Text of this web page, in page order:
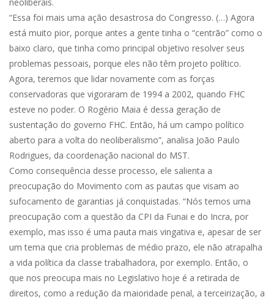
“Essa foi mais uma ação desastrosa do Congresso. (…) Agora
está muito pior, porque antes a gente tinha o “centrão” como o
baixo claro, que tinha como principal objetivo resolver seus
problemas pessoais, porque eles não têm projeto político.
Agora, teremos que lidar novamente com as forças
conservadoras que vigoraram de 1994 a 2002, quando FHC
esteve no poder. O Rogério Maia é dessa geração de
sustentação do governo FHC. Então, há um campo político
aberto para a volta do neoliberalismo”, analisa João Paulo
Rodrigues, da coordenação nacional do MST.
Como consequência desse processo, ele salienta a
preocupação do Movimento com as pautas que visam ao
sufocamento de garantias já conquistadas. “Nós temos uma
preocupação com a questão da CPI da Funai e do Incra, por
exemplo, mas isso é uma pauta mais vingativa e, apesar de ser
um tema que cria problemas de médio prazo, ele não atrapalha
a vida política da classe trabalhadora, por exemplo. Então, o
que nos preocupa mais no Legislativo hoje é a retirada de
direitos, como a redução da maioridade penal, a terceirização, a